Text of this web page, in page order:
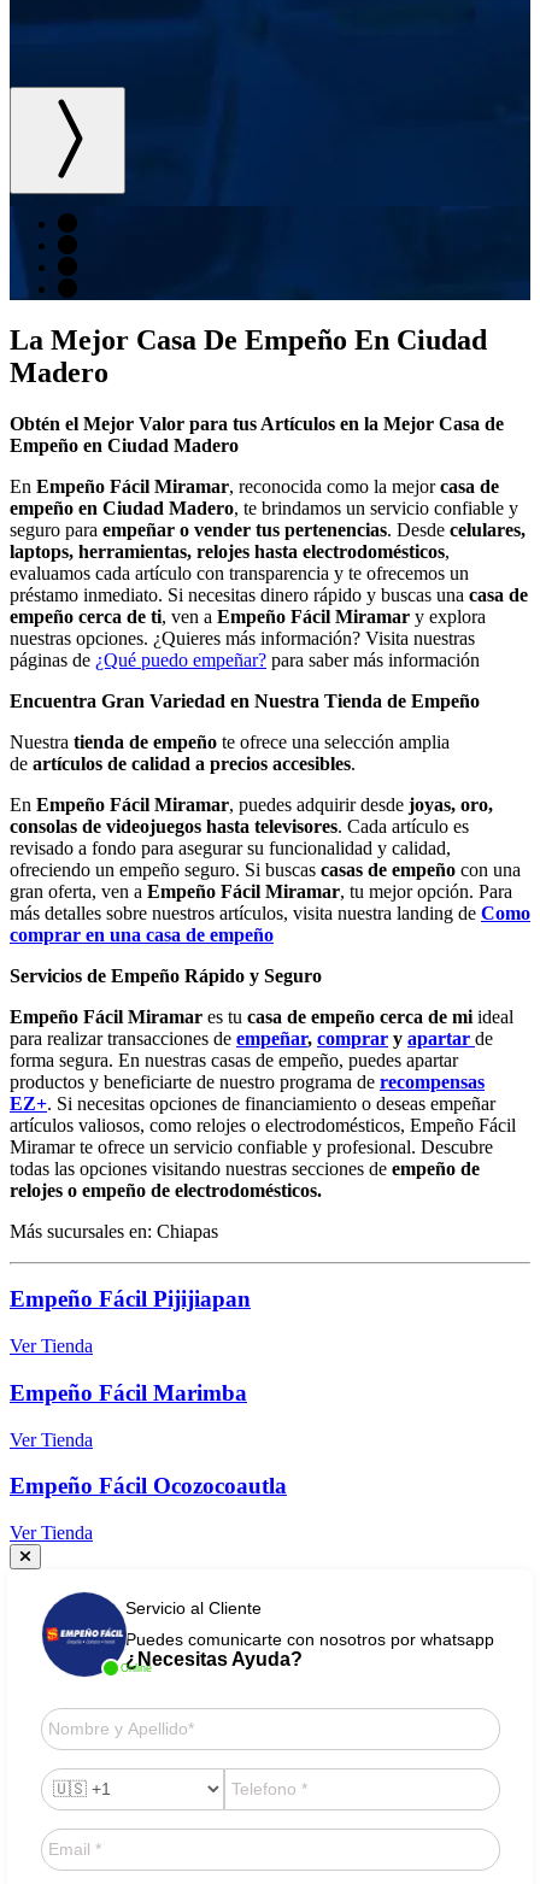
La Mejor Casa De Empeño En Ciudad
Madero
Obtén el Mejor Valor para tus Artículos en la Mejor Casa de
Empeño en Ciudad Madero
En Empeño Fácil Miramar, reconocida como la mejorcasa de
empeño en Ciudad Madero, te brindamos un servicio confiable y
seguro para empeñar o vender tus pertenencias. Desde celulares,
laptops, herramientas, relojes hasta electrodomésticos,
evaluamos cada artículo con transparencia y te ofrecemos un
préstamo inmediato. Si necesitas dinero rápido y buscas una casa de
empeño cerca de ti, ven a Empeño Fácil Miramar y explora
nuestras opciones. ¿Quieres más información? Visita nuestras
páginas de ¿Qué puedo empeñar? para saber más información
Encuentra Gran Variedad en Nuestra Tienda de Empeño
Nuestra tienda de empeño te ofrece una selección amplia
de artículos de calidad a precios accesibles.
En Empeño Fácil Miramar, puedes adquirir desde joyas, oro,
consolas de videojuegos hasta televisores. Cada artículo es
revisado a fondo para asegurar su funcionalidad y calidad,
ofreciendo un empeño seguro. Si buscas casas de empeño con una
gran oferta, ven a Empeño Fácil Miramar, tu mejor opción. Para
más detalles sobre nuestros artículos, visita nuestra landing de Como
comprar en una casa de empeño
Servicios de Empeño Rápido y Seguro
Empeño Fácil Miramar es tu casa de empeño cerca de mi ideal
para realizar transacciones de empeñar, comprar y apartar de
forma segura. En nuestras casas de empeño, puedes apartar
productos y beneficiarte de nuestro programa de recompensas
EZ+. Si necesitas opciones de financiamiento o deseas empeñar
artículos valiosos, como relojes o electrodomésticos, Empeño Fácil
Miramar te ofrece un servicio confiable y profesional. Descubre
todas las opciones visitando nuestras secciones de empeño de
relojes o empeño de electrodomésticos.
Más sucursales en: Chiapas
Empeño Fácil Pijijiapan
Ver Tienda
Empeño Fácil Marimba
Ver Tienda
Empeño Fácil Ocozocoautla
Ver Tienda
Online
Servicio al Cliente
Puedes comunicarte con nosotros por whatsapp
¿Necesitas Ayuda?